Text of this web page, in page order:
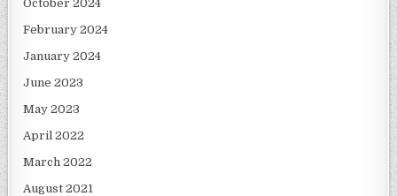
October 2024
February 2024
January 2024
June 2023
May 2023
April 2022
March 2022
August 2021